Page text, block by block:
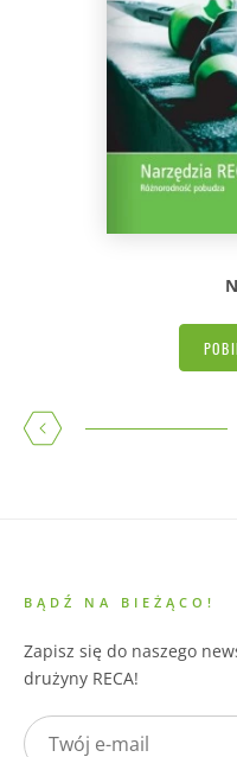
BĄDŹ NA BIEŻĄCO!
Zapisz się do naszego
drużyny RECA!